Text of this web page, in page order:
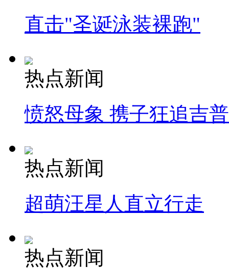
直击"圣诞泳装裸跑"
热点新闻
愤怒母象 携子狂追吉
热点新闻
超萌汪星人直立行走
热点新闻